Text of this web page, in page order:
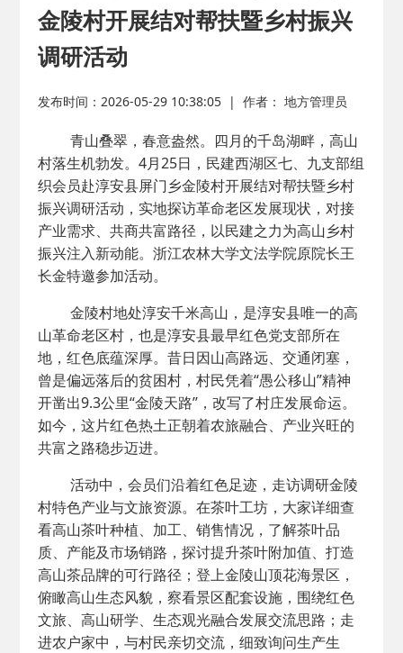
金陵村开展结对帮扶暨乡村振兴
调研活动
发布时间：2026-05-29 10:38:05 |作者： 地方管理员
青山叠翠，春意盎然。四月的千岛湖畔，高山
村落生机勃发。4月25日，民建西湖区七、九支部组
织会员赴淳安县屏门乡金陵村开展结对帮扶暨乡村
振兴调研活动，实地探访革命老区发展现状，对接
产业需求、共商共富路径，以民建之力为高山乡村
振兴注入新动能。浙江农林大学文法学院原院长王
长金特邀参加活动。
金陵村地处淳安千米高山，是淳安县唯一的高
山革命老区村，也是淳安县最早红色党支部所在
地，红色底蕴深厚。昔日因山高路远、交通闭塞，
曾是偏远落后的贫困村，村民凭着“愚公移山”精神
开凿出9.3公里“金陵天路”，改写了村庄发展命运。
如今，这片红色热土正朝着农旅融合、产业兴旺的
共富之路稳步迈进。
活动中，会员们沿着红色足迹，走访调研金陵
村特色产业与文旅资源。在茶叶工坊，大家详细查
看高山茶叶种植、加工、销售情况，了解茶叶品
质、产能及市场销路，探讨提升茶叶附加值、打造
高山茶品牌的可行路径；登上金陵山顶花海景区，
俯瞰高山生态风貌，察看景区配套设施，围绕红色
文旅、高山研学、生态观光融合发展交流思路；走
进农户家中，与村民亲切交流，细致询问生产生